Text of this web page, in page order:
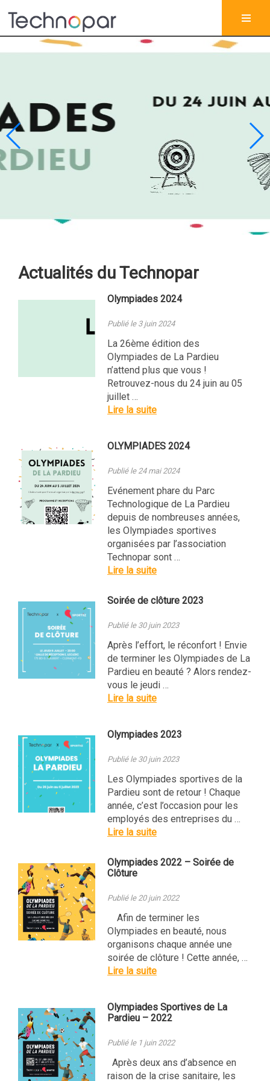
Actualités du Technopar
Olympiades 2024
Publié le 3 juin 2024
La 26ème édition des
Olympiades de La Pardieu
n’attend plus que vous !
Retrouvez-nous du 24 juin au 05
juillet …
Lire la suite
OLYMPIADES 2024
Publié le 24 mai 2024
Evénement phare du Parc
Technologique de La Pardieu
depuis de nombreuses années,
les Olympiades sportives
organisées par l’association
Technopar sont …
Lire la suite
Soirée de clôture 2023
Publié le 30 juin 2023
Après l’effort, le réconfort ! Envie
de terminer les Olympiades de La
Pardieu en beauté ? Alors rendez-
vous le jeudi …
Lire la suite
Olympiades 2023
Publié le 30 juin 2023
Les Olympiades sportives de la
Pardieu sont de retour ! Chaque
année, c’est l’occasion pour les
employés des entreprises du …
Lire la suite
Olympiades 2022 – Soirée de
Clôture
Publié le 20 juin 2022
Afin de terminer les
Olympiades en beauté, nous
organisons chaque année une
soirée de clôture ! Cette année, …
Lire la suite
Olympiades Sportives de La
Pardieu – 2022
Publié le 1 juin 2022
Après deux ans d’absence en
raison de la crise sanitaire, les